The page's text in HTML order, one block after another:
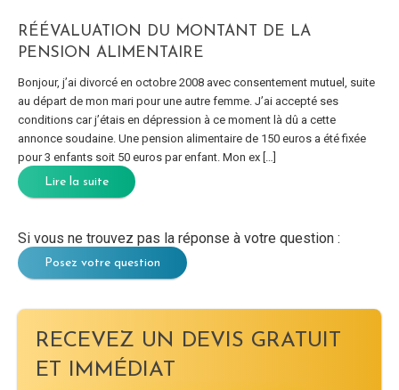
RÉÉVALUATION DU MONTANT DE LA
PENSION ALIMENTAIRE
Bonjour, j’ai divorcé en octobre 2008 avec consentement mutuel, suite
au départ de mon mari pour une autre femme. J’ai accepté ses
conditions car j’étais en dépression à ce moment là dû a cette
annonce soudaine. Une pension alimentaire de 150 euros a été fixée
pour 3 enfants soit 50 euros par enfant. Mon ex […]
Lire la suite
Si vous ne trouvez pas la réponse à votre question :
Posez votre question
RECEVEZ UN DEVIS GRATUIT
ET IMMÉDIAT